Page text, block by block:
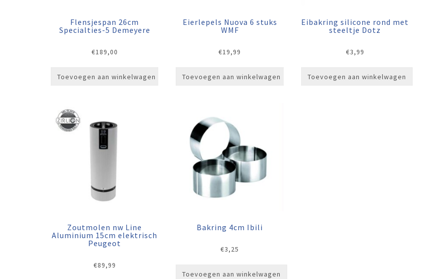
Flensjespan 26cm
Specialties-5 Demeyere
€189,00
Toevoegen aan winkelwagen
Eierlepels Nuova 6 stuks
WMF
€19,99
Toevoegen aan winkelwagen
Eibakring silicone rond met
steeltje Dotz
€3,99
Toevoegen aan winkelwagen
Zoutmolen nw Line
Aluminium 15cm elektrisch
Peugeot
€89,99
Bakring 4cm Ibili
€3,25
Toevoegen aan winkelwagen